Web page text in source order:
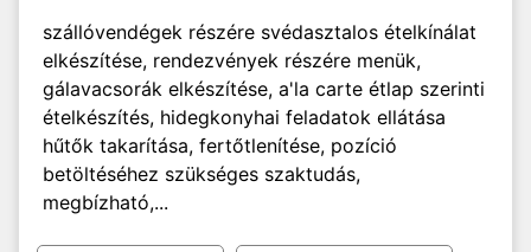
szállóvendégek részére svédasztalos ételkínálat
elkészítése, rendezvények részére menük,
gálavacsorák elkészítése, a'la carte étlap szerinti
ételkészítés, hidegkonyhai feladatok ellátása
hűtők takarítása, fertőtlenítése, pozíció
betöltéséhez szükséges szaktudás,
megbízható,...